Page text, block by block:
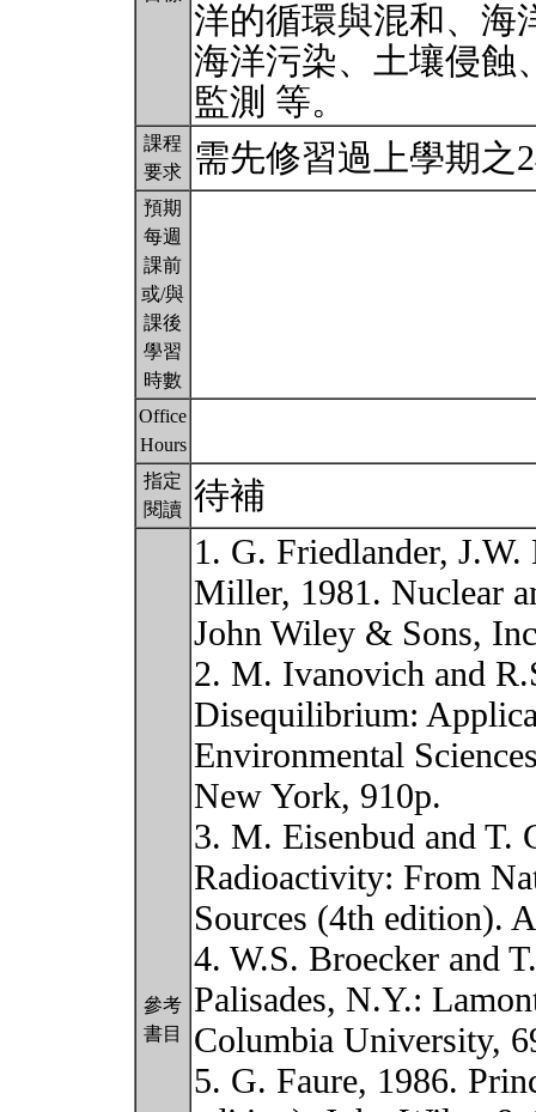
洋的循環與混和、海
海洋污染、土壤侵蝕
監測 等。
課程
要求
需先修習過上學期之
預期
每週
課前
或/與
課後
學習
時數
Office
Hours
指定
閱讀 待補
參考
書目
1. G. Friedlander,
Miller, 1981. Nuclear
John Wiley & Sons,
2. M. Ivanovich and
Disequilibrium:
Environmental
New York, 910p.
3. M. Eisenbud and T.
Radioactivity: From
Sources (4th edition).
4. W.S. Broecker and
Palisades, N.Y.:
Columbia University,
5. G. Faure, 1986.